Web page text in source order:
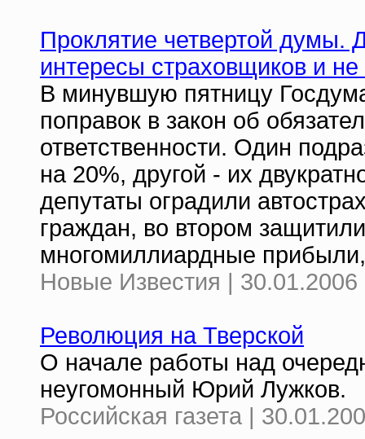
Проклятие четвертой думы.
интересы страховщиков и
В минувшую пятницу
поправок в закон об
ответственности. Один
на 20%, другой - их
депутаты оградили
граждан, во втором
многомиллиардные
Новые Известия | 30.01.2006
Революция на Тверской
О начале работы над
неугомонный Юрий Лужков.
Российская газета |